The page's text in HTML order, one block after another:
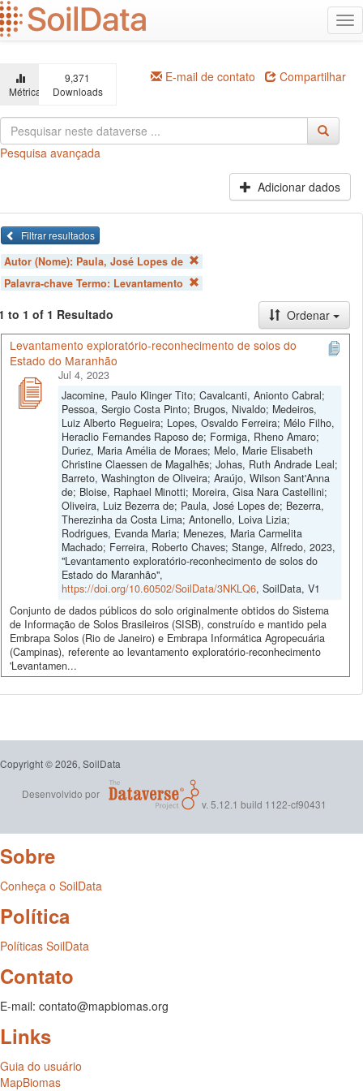
Ir
para
o
principal
Métricas
9,371
Downloads
E-mail de contato Compartilhar
Pesquisa avançada
Adicionar dados
Filtrar resultados
Autor (Nome): Paula, José Lopes de
Palavra-chave Termo: Levantamento
to 1 of 1 Resultado
Ordenar
Levantamento exploratório-reconhecimento de solos do
Estado do Maranhão
Jul 4, 2023
Jacomine, Paulo Klinger Tito; Cavalcanti, Anionto Cabral;
Pessoa, Sergio Costa Pinto; Brugos, Nivaldo; Medeiros,
Luiz Alberto Regueira; Lopes, Osvaldo Ferreira; Mélo Filho,
Heraclio Fernandes Raposo de; Formiga, Rheno Amaro;
Duriez, Maria Amélia de Moraes; Melo, Marie Elisabeth
Christine Claessen de Magalhẽs; Johas, Ruth Andrade Leal;
Barreto, Washington de Oliveira; Araújo, Wilson Sant'Anna
de; Bloise, Raphael Minotti; Moreira, Gisa Nara Castellini;
Oliveira, Luiz Bezerra de; Paula, José Lopes de; Bezerra,
Therezinha da Costa Lima; Antonello, Loiva Lizia;
Rodrigues, Evanda Maria; Menezes, Maria Carmelita
Machado; Ferreira, Roberto Chaves; Stange, Alfredo, 2023,
"Levantamento exploratório-reconhecimento de solos do
Estado do Maranhão",
https://doi.org/10.60502/SoilData/3NKLQ6, SoilData, V1
Conjunto de dados públicos do solo originalmente obtidos do Sistema
de Informação de Solos Brasileiros (SISB), construído e mantido pela
Embrapa Solos (Rio de Janeiro) e Embrapa Informática Agropecuária
(Campinas), referente ao levantamento exploratório-reconhecimento
'Levantamen...
Copyright © 2026, SoilData
Desenvolvido por
v. 5.12.1 build 1122-cf90431
Sobre
Conheça o SoilData
Política
Políticas SoilData
Contato
E-mail: contato@mapbiomas.org
Links
Guia do usuário
MapBiomas